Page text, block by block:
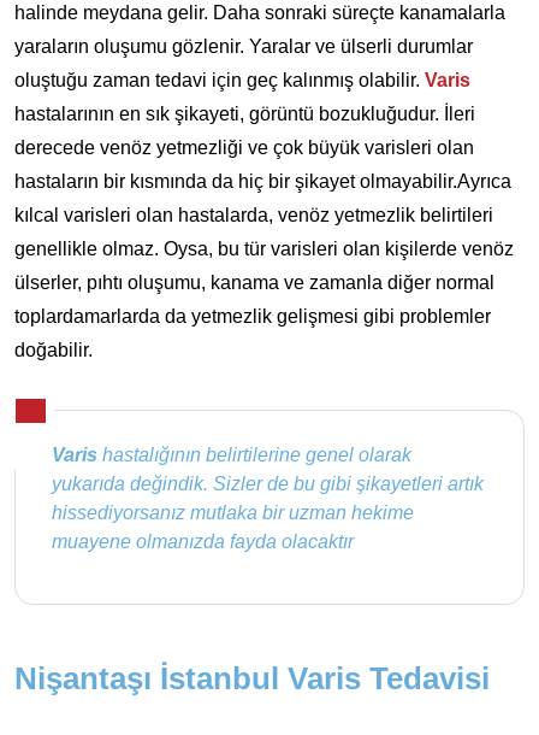
halinde meydana gelir. Daha sonraki süreçte kanamalarla
yaraların oluşumu gözlenir. Yaralar ve ülserli durumlar
oluştuğu zaman tedavi için geç kalınmış olabilir. Varis
hastalarının en sık şikayeti, görüntü bozukluğudur. İleri
derecede venöz yetmezliği ve çok büyük varisleri olan
hastaların bir kısmında da hiç bir şikayet olmayabilir.Ayrıca
kılcal varisleri olan hastalarda, venöz yetmezlik belirtileri
genellikle olmaz. Oysa, bu tür varisleri olan kişilerde venöz
ülserler, pıhtı oluşumu, kanama ve zamanla diğer normal
toplardamarlarda da yetmezlik gelişmesi gibi problemler
doğabilir.
Varis hastalığının belirtilerine genel olarak
yukarıda değindik. Sizler de bu gibi şikayetleri artık
hissediyorsanız mutlaka bir uzman hekime
muayene olmanızda fayda olacaktır
Nişantaşı İstanbul Varis Tedavisi